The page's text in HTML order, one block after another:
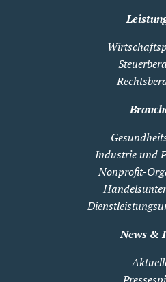
Industrie und
Nonprofit-
News &